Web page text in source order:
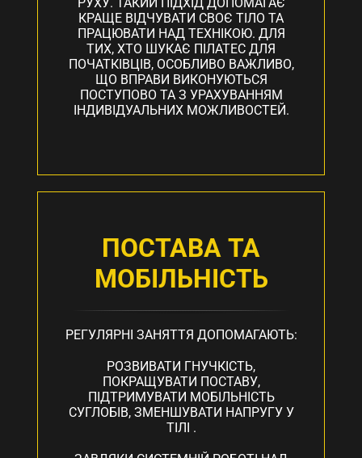
КРАЩЕ ВІДЧУВАТИ СВОЄ ТІЛО ТА
ПРАЦЮВАТИ НАД ТЕХНІКОЮ. ДЛЯ
ТИХ, ХТО ШУКАЄ ПІЛАТЕС ДЛЯ
ПОЧАТКІВЦІВ, ОСОБЛИВО ВАЖЛИВО,
ЩО ВПРАВИ ВИКОНУЮТЬСЯ
ПОСТУПОВО ТА З УРАХУВАННЯМ
ІНДИВІДУАЛЬНИХ МОЖЛИВОСТЕЙ.
ПОСТАВА ТА
МОБІЛЬНІСТЬ
РЕГУЛЯРНІ ЗАНЯТТЯ ДОПОМАГАЮТЬ:
РОЗВИВАТИ ГНУЧКІСТЬ,
ПОКРАЩУВАТИ ПОСТАВУ,
ПІДТРИМУВАТИ МОБІЛЬНІСТЬ
СУГЛОБІВ, ЗМЕНШУВАТИ НАПРУГУ У
ТІЛІ .